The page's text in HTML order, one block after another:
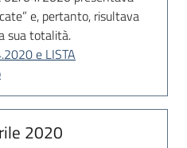
e, pertanto, risultava
sua totalità.
e LISTA
2020